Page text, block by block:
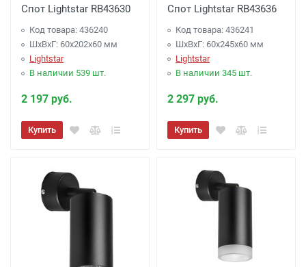
Спот Lightstar RB43630
Код товара: 436240
ШхВхГ: 60x202x60 мм
Lightstar
В наличии 539 шт.
2 197 руб.
Купить
Спот Lightstar RB43636
Код товара: 436241
ШхВхГ: 60x245x60 мм
Lightstar
В наличии 345 шт.
2 297 руб.
Купить